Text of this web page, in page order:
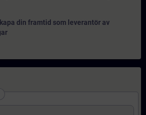
din framtid som leverantör av